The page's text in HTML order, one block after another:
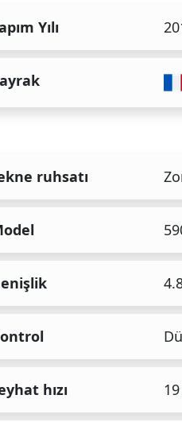
Yılı
ruhsatı
hızı